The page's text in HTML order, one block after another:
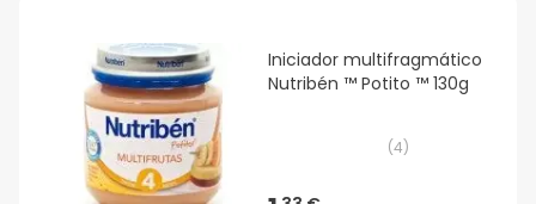
Iniciador multifragmático
Nutribén ™ Potito ™ 130g
(4)